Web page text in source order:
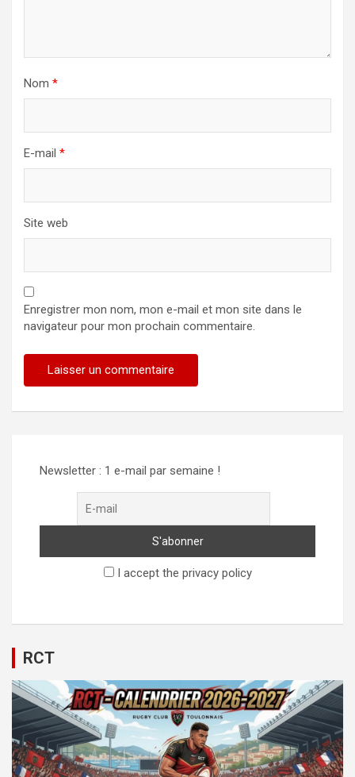
Nom *
E-mail *
Site web
Enregistrer mon nom, mon e-mail et mon site dans le
navigateur pour mon prochain commentaire.
Newsletter : 1 e-mail par semaine !
I accept the privacy policy
RCT